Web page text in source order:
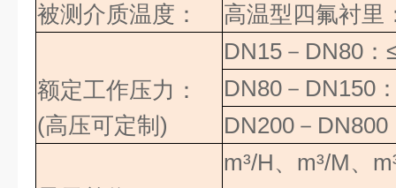
被测介质温度：
高温型四氟衬里
额定工作压力：
(高压可定制)
DN15 － DN80 ：
DN80 － DN150
DN200 － DN800
m³/H、 m³/M、